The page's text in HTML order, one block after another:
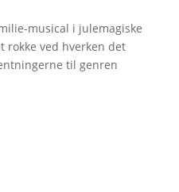
musical i julemagiske
rokke ved hverken det
til genren